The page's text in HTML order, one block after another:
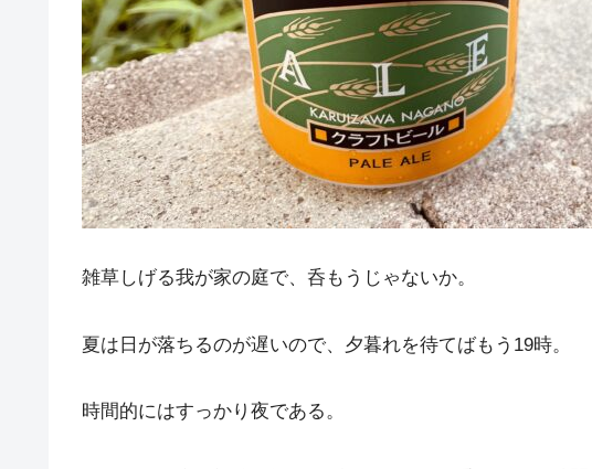
雑草しげる我が家の庭で、呑もうじゃないか。
夏は日が落ちるのが遅いので、夕暮れを待てばもう19時。
時間的にはすっかり夜である。